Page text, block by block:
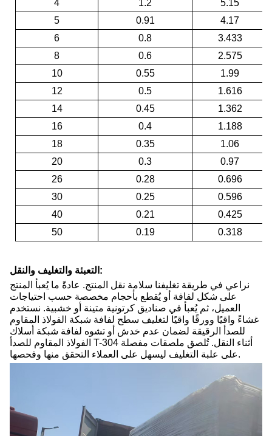
4 1.2
5.15
5
0.91
4.17
6
0.8
3.433
8
0.6
2.575
10
0.55
1.99
12
0.5
1.616
14
0.45
1.362
16
0.4
1.188
18
0.35
1.06
20
0.3
0.97
26
0.28
0.696
30
0.25
0.596
40
0.21
0.425
50
0.19 0.318
التعبئة والتغليف والنقل:
نراعي في طريقة تغليفنا سلامة نقل المنتج. عادةً ما يُعبأ المنتج
على شكل لفافة أو يُقطع بأحجام مخصصة حسب احتياجات
العميل، ثم يُعبأ في صناديق كرتونية متينة أو خشبية. نستخدم
غشاءً واقيًا وورقًا واقيًا لتغليف سطح لفافة شبكة الفولاذ المقاوم
للصدأ الرقيقة لضمان عدم خدش أو تشوه لفافة شبكة أسلاك
الفولاذ المقاوم للصدأ T-304 أثناء النقل. تُلصق ملصقات مفصلة
على علبة التغليف ليسهل على العملاء التحقق منها وفحصها.